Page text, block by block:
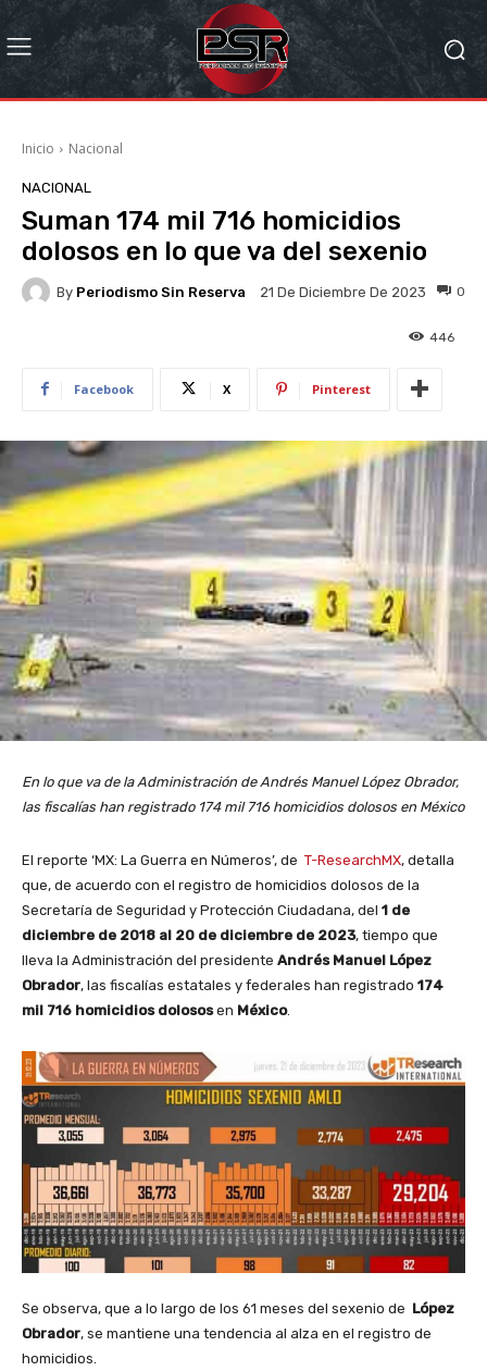
Inicio Nacional
NACIONAL
Suman 174 mil 716 homicidios
dolosos en lo que va del sexenio
By Periodismo Sin Reserva 21 De Diciembre De 2023 0
446
Facebook X Pinterest
En lo que va de la Administración de Andrés Manuel López Obrador,
las fiscalías han registrado 174 mil 716 homicidios dolosos en México
El reporte ‘MX: La Guerra en Números’, de T-ResearchMX, detalla
que, de acuerdo con el registro de homicidios dolosos de la
Secretaría de Seguridad y Protección Ciudadana, del 1 de
diciembre de 2018 al 20 de diciembre de 2023, tiempo que
lleva la Administración del presidente Andrés Manuel López
Obrador, las fiscalías estatales y federales han registrado 174
mil 716 homicidios dolososen México.
Se observa, que a lo largo de los 61 meses del sexenio de López
Obrador, se mantiene una tendencia al alza en el registro de
homicidios.